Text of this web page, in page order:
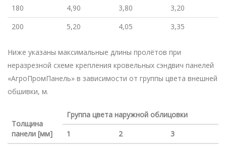
180
4,90 3,80
3,20
200
5,20 4,05 3,35
Ниже указаны максимальные длины пролётов при
неразрезной схеме крепления кровельных сэндвич панелей
«АгроПромПанель» в зависимости от группы цвета внешней
обшивки, м.
Толщина
панели [мм]
Группа цвета наружной облицовки
1
2
3